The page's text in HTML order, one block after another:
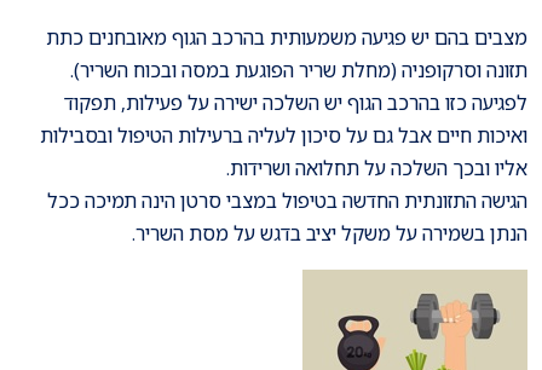
מצבים בהם יש פגיעה משמעותית בהרכב הגוף מאובחנים כתת
תזונה וסרקופניה (מחלת שריר הפוגעת במסה ובכוח השריר).
לפגיעה כזו בהרכב הגוף יש השלכה ישירה על פעילות, תפקוד
ואיכות חיים אבל גם על סיכון לעליה ברעילות הטיפול ובסבילות
אליו ובכך השלכה על תחלואה ושרידות.
הגישה התזונתית החדשה בטיפול במצבי סרטן הינה תמיכה ככל
הנתן בשמירה על משקל יציב בדגש על מסת השריר.